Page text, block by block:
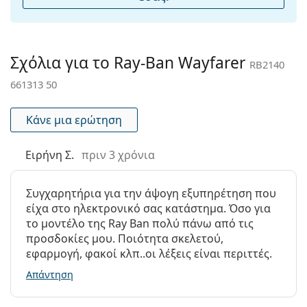
καθαρισμό και τη φροντίδα των γυαλιών ηλίου.
Ορισμένα μοντέλα μπορεί να συνοδεύονται από
Εξερευνήστε την πλήρη γκάμα γυαλιών ηλίουγια να
βρείτε περισσότερα μοντέλα από δημοφιλείς μάρκες.
Μήκος
βραχίονα:
150 mm
Βάρος:
140 γρ
μαξιλάρια
μύτης:
άρθρωση:
θήκη:
Ναι
καθαρισμού:
Ναι
Άλλα
Σχόλια για το Ray-Ban Wayfarer RB2140
661313 50
Κάνε μια ερώτηση
Ειρήνη Σ. πριν 3 χρόνια
Συγχαρητήρια για την άψογη εξυπηρέτηση που
είχα στο ηλεκτρονικό σας κατάστημα. Όσο για
το μοντέλο της Ray Ban πολύ πάνω από τις
προσδοκίες μου. Ποιότητα σκελετού,
εφαρμογή, φακοί κλπ..οι λέξεις είναι περιττές.
Απάντηση